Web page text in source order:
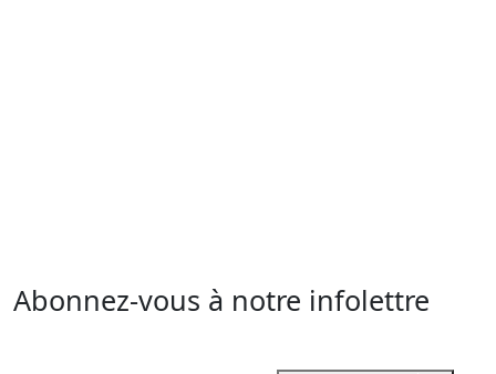
Abonnez-vous à notre infolettre